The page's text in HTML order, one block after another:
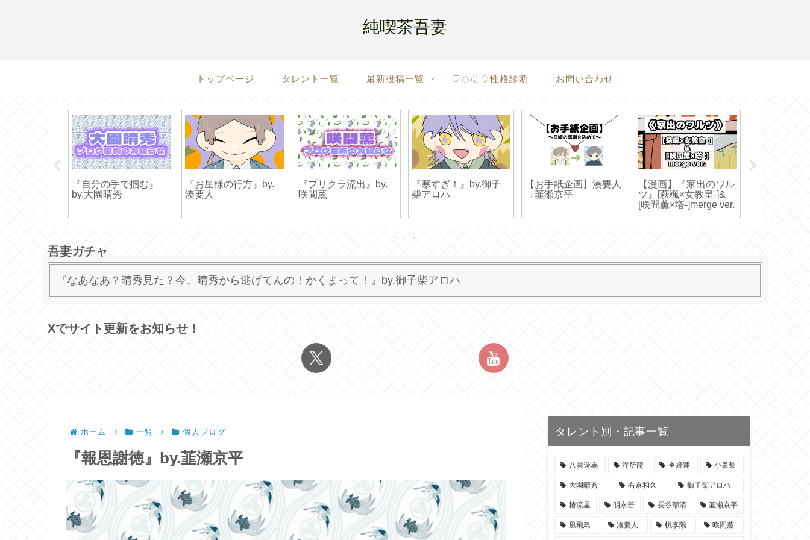
純喫茶吾妻
トップページ タレント一覧 最新投稿一覧 ♡♤♧♢性格診断 お問い合わせ
『自分の手で掴む』
by.大園晴秀
『お星様の行方』by.
湊要人
『プリクラ流出』by.
咲間薫
『寒すぎ！』by.御子
柴アロハ
【お手紙企画】湊要人
→韮瀬京平
【漫画】『家出のワル
ツ』[萩颯×女教皇-]&
[咲間薫×塔-]merge ver.
吾妻ガチャ
『なあなあ？晴秀見た？今、晴秀から逃げてんの！かくまって！』by.御子柴アロハ
Xでサイト更新をお知らせ！
ホーム 一覧 個人ブログ
『報恩謝徳』by.韮瀬京平
タレント別・記事一覧
八雲遊馬 浮所龍 杢蜂蓮 小泉黎
大園晴秀 右京和久 御子柴アロハ
椿流星 明永若 長谷部清 韮瀬京平
凪飛鳥 湊要人 桃李陽 咲間薫